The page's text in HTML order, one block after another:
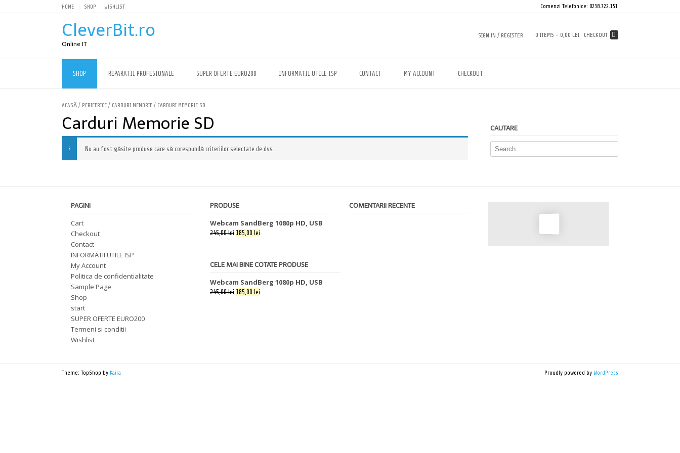
HOME SHOP WISHLIST Comenzi Telefonice: 0238.722.151
CleverBit.ro
Online IT
SIGN IN / REGISTER 0 ITEMS - 0,00 LEI CHECKOUT
SHOP REPARATII PROFESIONALE SUPER OFERTE EURO200 INFORMATII UTILE ISP CONTACT MY ACCOUNT CHECKOUT
ACASĂ / PERIFERICE / CARDURI MEMORIE / CARDURI MEMORIE SD
Carduri Memorie SD
Nu au fost găsite produse care să corespundă criteriilor selectate de dvs.
CAUTARE
PAGINI
Cart
Checkout
Contact
INFORMATII UTILE ISP
My Account
Politica de confidentialitate
Sample Page
Shop
start
SUPER OFERTE EURO200
Termeni si conditii
Wishlist
PRODUSE
Webcam SandBerg 1080p HD, USB
245,00 lei 185,00 lei
COMENTARII RECENTE
CELE MAI BINE COTATE PRODUSE
Webcam SandBerg 1080p HD, USB
245,00 lei 185,00 lei
Theme: TopShop by Kaira Proudly powered by WordPress